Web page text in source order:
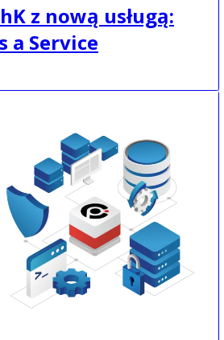
z nową usługą:
a Service